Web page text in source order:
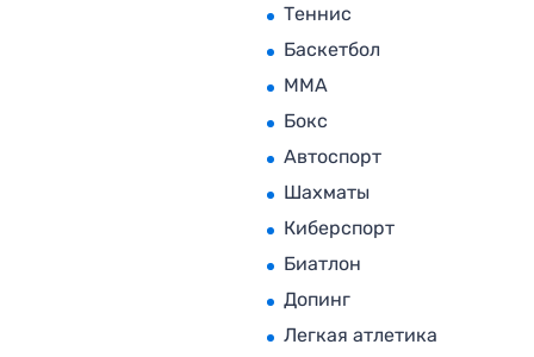
Теннис
Баскетбол
MMA
Бокс
Автоспорт
Шахматы
Киберспорт
Биатлон
Допинг
Легкая атлетика